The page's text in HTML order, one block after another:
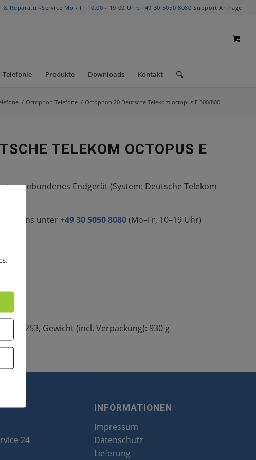
& Reparatur-Service Mo - Fr 10.00 - 19.00 Uhr: +49 30 5050 8080 Support Anfrage
Telefonie Produkte Downloads Kontakt
/ Octophon Telefone / Octophon 20 Deutsche Telekom octopus E 300/800
TELEKOM OCTOPUS E
Endgerät (System: Deutsche Telekom
Sie uns unter+49 30 5050 8080(Mo–Fr, 10–19 Uhr)
100/253, Gewicht (incl. Verpackung): 930 g
24
INFORMATIONEN
Impressum
Datenschutz
Lieferung